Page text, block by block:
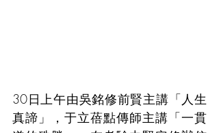
30日上午由吳銘修前賢主講「人生
真諦」，于立蓓點傳師主講「一貫